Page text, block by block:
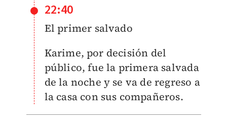
22:40
El primer salvado
Karime, por decisión del
público, fue la primera salvada
de la noche y se va de regreso a
la casa con sus compañeros.